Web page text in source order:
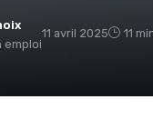
emploi
11 avril 2025 11